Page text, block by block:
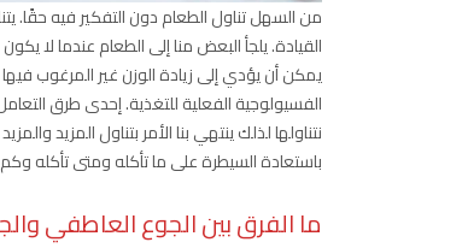
من السهل تناول الطعام دون التفكير فيه حقًا.
القيادة. يلجأ البعض منا إلى الطعام عندما لا
يمكن أن يؤدي إلى زيادة الوزن غير المرغوب
الفسيولوجية الفعلية للتغذية. إحدى طرق
نتناولها لذلك ينتهي بنا الأمر بتناول
باستعادة السيطرة على ما تأكله ومتى تأكله
ما الفرق بين الجوع العاطفي